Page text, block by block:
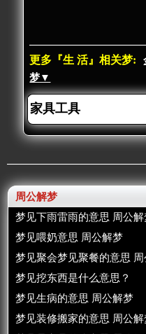
更多『生 活』相关梦:
梦▼
周公解梦
梦见下雨雷雨的意思 周公解
梦见喂奶意思 周公解梦
梦见聚会梦见聚餐的意思
梦见挖东西是什么意思？
梦见生病的意思 周公解梦
梦见装修搬家的意思 周公解